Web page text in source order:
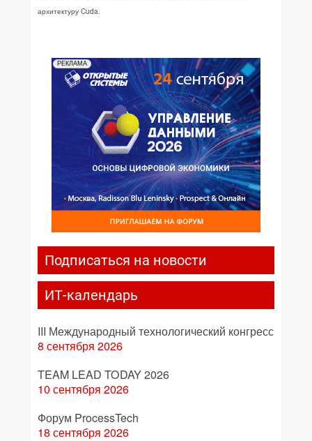
архитектуру Cuda.
РЕКЛАМА
Подписаться на новости
ИТ-календарь
III Международный технологический конгресс
8 сентября 2026
TEAM LEAD TODAY 2026
10 сентября 2026
Форум ProcessTech
18 сентября 2026